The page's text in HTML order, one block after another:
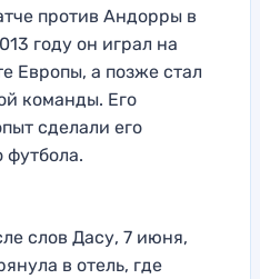
против Андорры в
году он играл на
Европы, а позже стал
команды. Его
сделали его
футбола.
слов Дасу, 7 июня,
в отель, где